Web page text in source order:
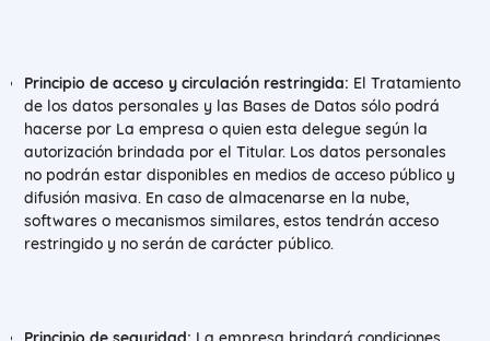
Principio de acceso y circulación restringida: El Tratamiento
de los datos personales y las Bases de Datos sólo podrá
hacerse por La empresa o quien esta delegue según la
autorización brindada por el Titular. Los datos personales
no podrán estar disponibles en medios de acceso público y
difusión masiva. En caso de almacenarse en la nube,
softwares o mecanismos similares, estos tendrán acceso
restringido y no serán de carácter público.